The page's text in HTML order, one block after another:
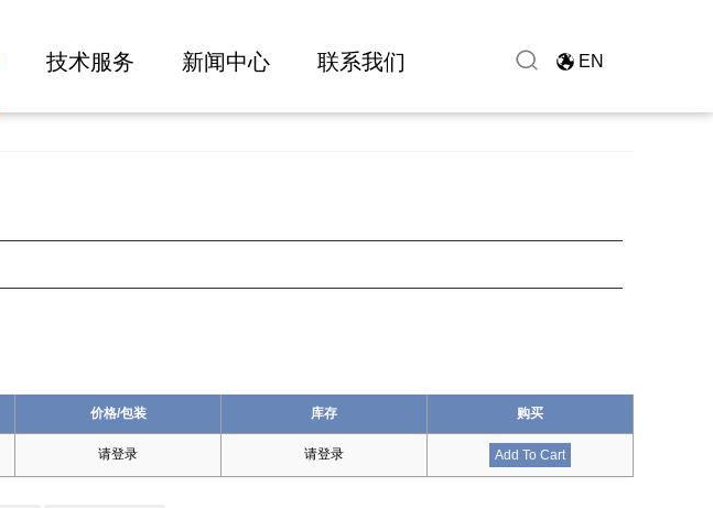
技术服务 新闻中心 联系我们 EN
价格/包装 库存 购买
请登录 请登录 Add To Cart